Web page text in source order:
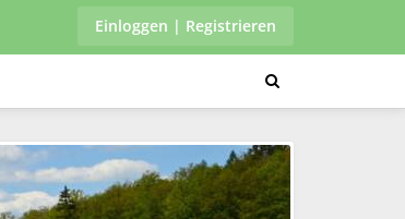
Einloggen | Registrieren